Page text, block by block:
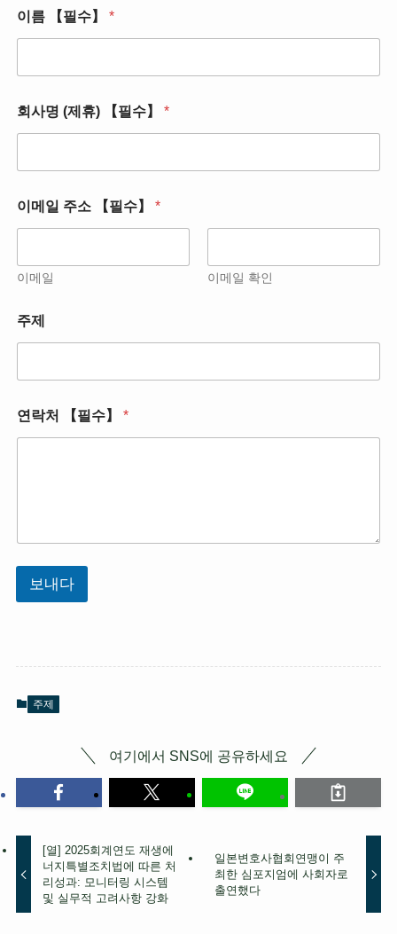
이름 【필수】 *
소
【
【
필
수
회사명 (제휴) 【필수】 *
이메일 주소 【필수】 *
이메일 이메일 확인
주제
연락처 【필수】 *
보내다
주제
여기에서 SNS에 공유하세요
[열] 2025회계연도 재생에
너지특별조치법에 따른 처
리성과: 모니터링 시스템
및 실무적 고려사항 강화
일본변호사협회연맹이 주
최한 심포지엄에 사회자로
출연했다